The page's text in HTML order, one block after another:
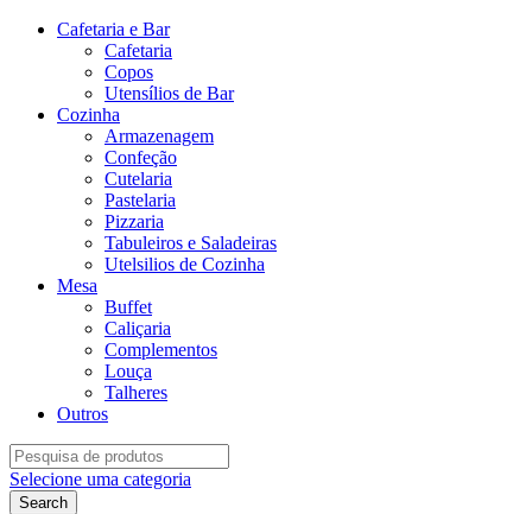
Cafetaria e Bar
Cafetaria
Copos
Utensílios de Bar
Cozinha
Armazenagem
Confeção
Cutelaria
Pastelaria
Pizzaria
Tabuleiros e Saladeiras
Utelsilios de Cozinha
Mesa
Buffet
Caliçaria
Complementos
Louça
Talheres
Outros
Search
for:
Selecione uma categoria
Search